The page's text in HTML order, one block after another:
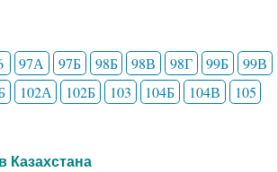
97А 97Б 98Б 98В 98Г 99Б
99В
102А 102Б 103 104Б 104В
105
Казахстана